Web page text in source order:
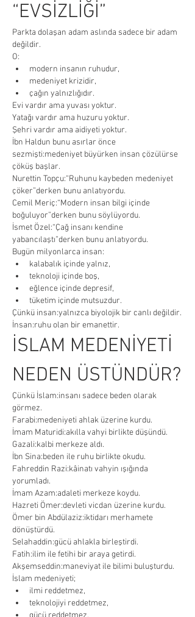
“EVSİZLİĞİ”
Parkta dolaşan adam aslında sadece bir adam
değildir.
O:
modern insanın ruhudur,
medeniyet krizidir,
çağın yalnızlığıdır.
Evi vardır ama yuvası yoktur.
Yatağı vardır ama huzuru yoktur.
Şehri vardır ama aidiyeti yoktur.
İbn Haldun bunu asırlar önce
sezmişti:medeniyet büyürken insan çözülürse
çöküş başlar.
Nurettin Topçu:“Ruhunu kaybeden medeniyet
çöker”derken bunu anlatıyordu.
Cemil Meriç:“Modern insan bilgi içinde
boğuluyor”derken bunu söylüyordu.
İsmet Özel:“Çağ insanı kendine
yabancılaştı”derken bunu anlatıyordu.
Bugün milyonlarca insan:
kalabalık içinde yalnız,
teknoloji içinde boş,
eğlence içinde depresif,
tüketim içinde mutsuzdur.
Çünkü insan:yalnızca biyolojik bir canlı değildir.
İnsan:ruhu olan bir emanettir.
İSLAM MEDENİYETİ
NEDEN ÜSTÜNDÜR?
Çünkü İslam:insanı sadece beden olarak
görmez.
Farabi:medeniyeti ahlak üzerine kurdu.
İmam Maturidi:akılla vahyi birlikte düşündü.
Gazali:kalbi merkeze aldı.
İbn Sina:beden ile ruhu birlikte okudu.
Fahreddin Razi:kâinatı vahyin ışığında
yorumladı.
İmam Azam:adaleti merkeze koydu.
Hazreti Ömer:devleti vicdan üzerine kurdu.
Ömer bin Abdülaziz:iktidarı merhamete
dönüştürdü.
Selahaddin:gücü ahlakla birleştirdi.
Fatih:ilim ile fetihi bir araya getirdi.
Akşemseddin:maneviyat ile bilimi buluşturdu.
İslam medeniyeti;
ilmi reddetmez,
teknolojiyi reddetmez,